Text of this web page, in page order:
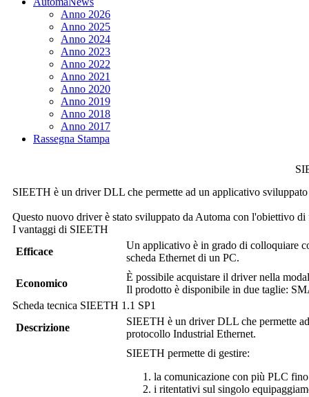
Anno 2026
Anno 2025
Anno 2024
Anno 2023
Anno 2022
Anno 2021
Anno 2020
Anno 2019
Anno 2018
Anno 2017
Rassegna Stampa
SIEETH è un driver DLL che permette ad un applicativo
Questo nuovo driver è stato sviluppato da Automa con l'obiettivo
I vantaggi di SIEETH
Efficace
Un applicativo è in grado di colloquiare
scheda Ethernet di un PC.
Economico
È possibile acquistare il driver nella
Il prodotto è disponibile in due taglie:
Scheda tecnica SIEETH 1.1 SP1
Descrizione
SIEETH è un driver DLL che permette
protocollo Industrial Ethernet.
SIEETH permette di gestire:
la comunicazione con più PLC
i ritentativi sul singolo